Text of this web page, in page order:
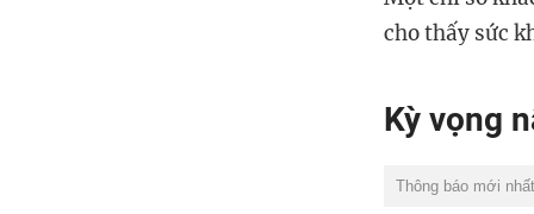
cho thấy sức
Kỳ vọng
Thông báo mới